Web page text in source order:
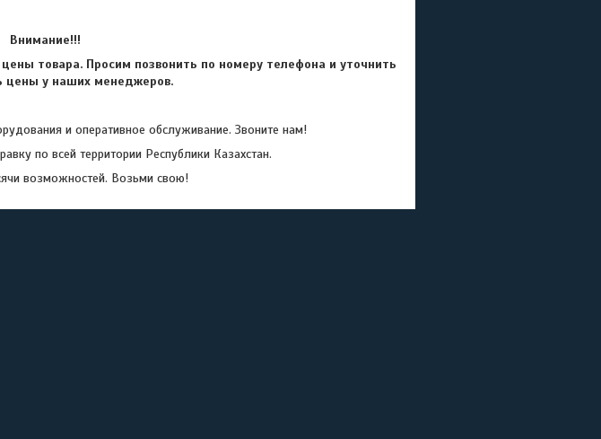
Внимание!!!
товара. Просим позвонить по номеру телефона и уточнить
цены у наших менеджеров.
и оперативное обслуживание. Звоните нам!
по всей территории Республики Казахстан.
возможностей. Возьми свою!